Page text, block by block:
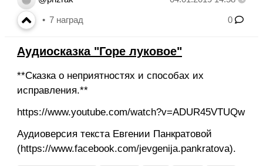
7 наград 0
Аудиосказка "Горе луковое"
**Сказка о неприятностях и способах их
исправления.**
https://www.youtube.com/watch?v=ADUR45VTUQw
Аудиоверсия текста Евгении Панкратовой
(https://www.facebook.com/jevgenija.pankratova).